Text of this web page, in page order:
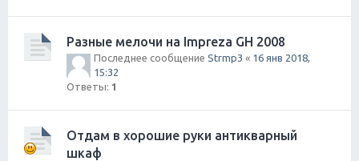
Разные мелочи на Impreza GH 2008
Последнее сообщение Strmp3 « 16 янв 2018,
15:32
Ответы: 1
Отдам в хорошие руки антикварный
шкаф